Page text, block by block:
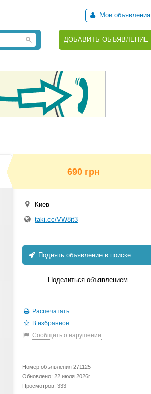
Мои объявления
ДОБАВИТЬ ОБЪЯВЛЕНИЕ
690 грн
Киев
taki.cc/VW8it3
Поднять объявление в поиске
Поделиться объявлением
Распечатать
В избранное
Сообщить о нарушении
Номер объявления 271125
Обновлено: 22 июля 2026г.
Просмотров: 333